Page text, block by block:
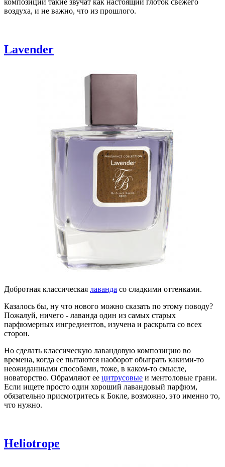
композиций такие звучат как настоящий глоток свежего
воздуха, и не важно, что из прошлого.
Lavender
Добротная классическая лаванда со сладкими оттенками.
Казалось бы, ну что нового можно сказать по этому поводу?
Пожалуй, ничего - лаванда один из самых старых
парфюмерных ингредиентов, изучена и раскрыта со всех
сторон.
Но сделать классическую лавандовую композицию во
времена, когда ее пытаются наоборот обыграть какими-то
неожиданными способами, тоже, в каком-то смысле,
новаторство. Обрамляют ее цитрусовые и ментоловые грани.
Если ищете просто один хороший лавандовый парфюм,
обязательно присмотритесь к Бокле, возможно, это именно то,
что нужно.
Heliotrope